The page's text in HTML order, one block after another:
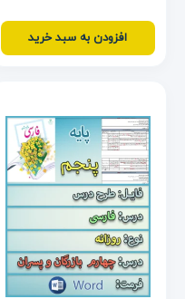
افزودن به سبد خرید